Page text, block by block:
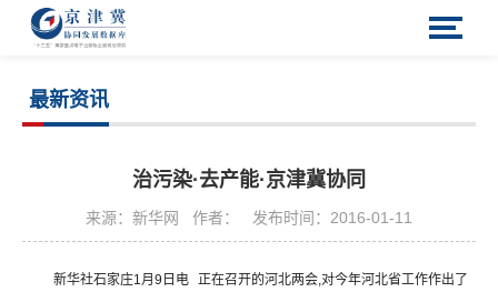
最新资讯
治污染·去产能·京津冀协同
来源：新华网 作者： 发布时间：2016-01-11
新华社石家庄1月 9 日电 正在召开的河北两会,对今年河北省工作作出了